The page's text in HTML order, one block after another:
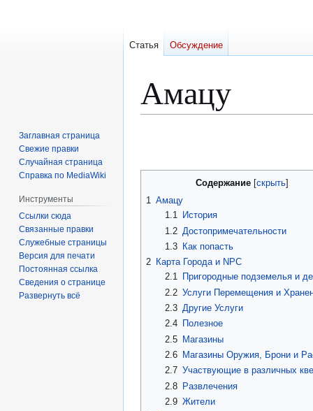
Амацу
Содержание
1 Амацу
1.1
История
1.2 Достопримечательности
1.3
Как попасть
2 Карта Города и NPC
2.1
Пригородные подземелья и
2.2 Услуги Перемещения и
2.3 Другие Услуги
2.4
Полезное
2.5 Магазины
2.6
Магазины Оружия, Брони и
2.7 Участвующие в различных
2.8 Развлечения
2.9 Жители
Статья Обсуждение
Заглавная страница
Свежие правки
Случайная страница
Справка по MediaWiki
Инструменты
Ссылки сюда
Связанные правки
Служебные страницы
Версия для печати
Постоянная ссылка
Сведения о странице
Развернуть всё